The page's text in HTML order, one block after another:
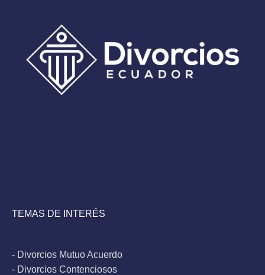
TEMAS DE INTERÉS
- Divorcios Mutuo Acuerdo
- Divorcios Contenciosos